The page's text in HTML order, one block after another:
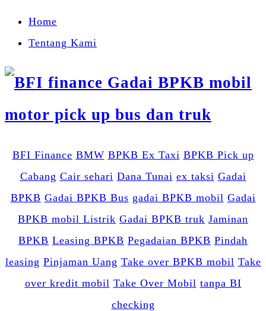
Home
Tentang Kami
BFI Finance BMW BPKB Ex Taxi BPKB Pick up
Cabang Cair sehari Dana Tunai ex taksi Gadai
BPKB Gadai BPKB Bus gadai BPKB mobil Gadai
BPKB mobil Listrik Gadai BPKB truk Jaminan
BPKB Leasing BPKB Pegadaian BPKB Pindah
leasing Pinjaman Uang Take over BPKB mobil Take
over kredit mobil Take Over Mobil tanpa BI
checking